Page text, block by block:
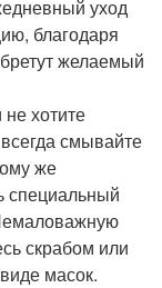
уход
благодаря
желаемый
хотите
смывайте
же
специальный
скрабом или
масок.